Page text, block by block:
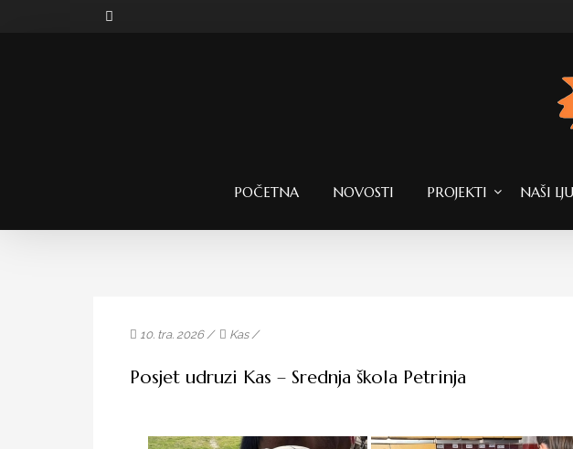
POČETNA NOVOSTI PROJEKTI NAŠI
10. tra. 2026 / Kas/
Posjet udruzi Kas – Srednja škola Petrinja